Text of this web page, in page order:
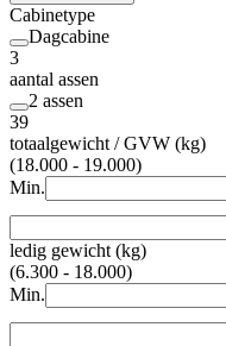
Cabinetype
Dagcabine
3
aantal assen
2 assen
39
totaalgewicht / GVW (kg)
(18.000 - 19.000)
Min.
ledig gewicht (kg)
(6.300 - 18.000)
Min.